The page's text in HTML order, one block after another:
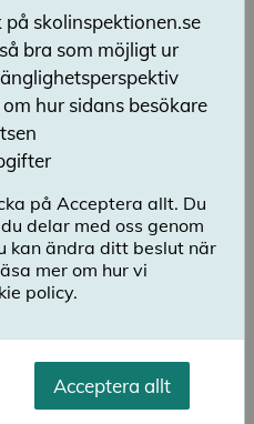
Flera
Ekonomisk förening,
kB)
Grundskola,
Internationella
AB
226 kB)
skolinspektionen.se
bra som möjligt ur
hur sidans besökare
på Acceptera allt. Du
delar med oss genom
kan ändra ditt beslut när
mer om hur vi
policy.
Acceptera allt